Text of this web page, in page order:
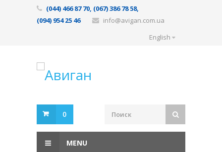
(044) 466 87 70, (067) 386 78 58,
(094) 954 25 46
info@avigan.com.ua
English
0
MENU